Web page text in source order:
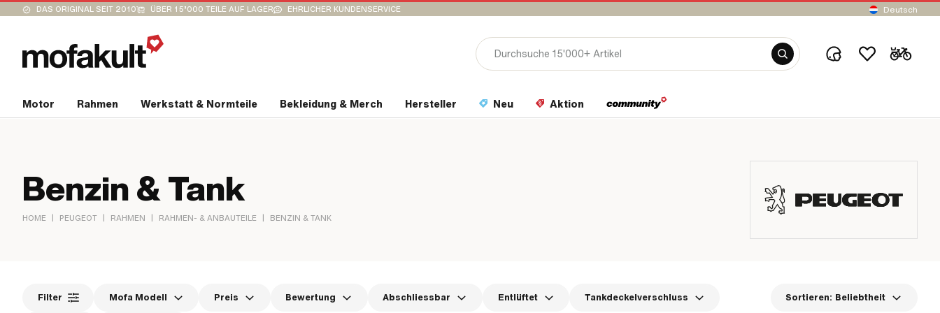
DAS ORIGINAL SEIT 2010 ÜBER 15’000 TEILE AUF LAGER EHRLICHER KUNDENSERVICE Deutsch
Motor Rahmen Werkstatt & Normteile Bekleidung & Merch Hersteller Neu Aktion
Benzin & Tank
HOME | PEUGEOT | RAHMEN | RAHMEN- & ANBAUTEILE | BENZIN & TANK
Filter Mofa Modell Preis Bewertung Abschliessbar Entlüftet Tankdeckelverschluss Sortieren: Beliebtheit